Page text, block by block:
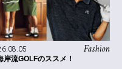
Fashion
岸流GOLFのススメ！